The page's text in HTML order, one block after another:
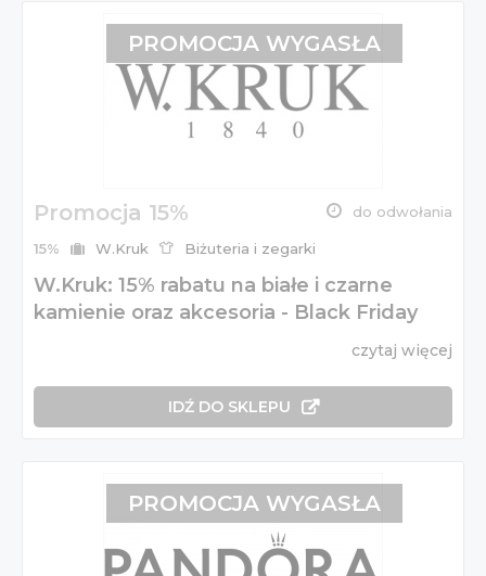
Promocja 15% do odwołania
15% W.Kruk Biżuteria i zegarki
W.Kruk: 15% rabatu na białe i czarne
kamienie oraz akcesoria - Black Friday
czytaj więcej
IDŹ DO SKLEPU
PROMOCJA WYGASŁA
PROMOCJA WYGASŁA